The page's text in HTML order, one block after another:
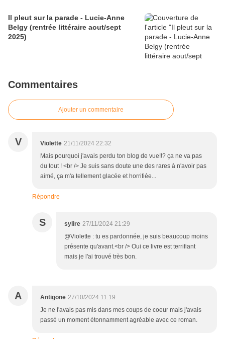
Il pleut sur la parade - Lucie-Anne
Belgy (rentrée littéraire aout/sept
2025)
Commentaires
Ajouter un commentaire
V Violette 21/11/2024 22:32
Mais pourquoi j'avais perdu ton blog de vue!!? ça ne va pas
du tout ! <br /> Je suis sans doute une des rares à n'avoir pas
aimé, ça m'a tellement glacée et horrifiée...
Répondre
S sylire 27/11/2024 21:29
@Violette : tu es pardonnée, je suis beaucoup moins
présente qu'avant.<br /> Oui ce livre est terrifiant
mais je l'ai trouvé très bon.
A Antigone 27/10/2024 11:19
Je ne l'avais pas mis dans mes coups de coeur mais j'avais
passé un moment étonnamment agréable avec ce roman.